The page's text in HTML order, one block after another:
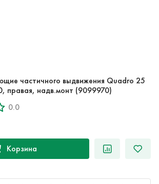
частичного выдвижения Quadro 25
PTO, 500мм ,EB20, правая, надв.монт (9099970)
0.0
Корзина